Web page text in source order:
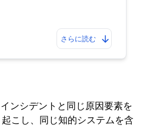
さらに読む
ンシデントと同じ原因要素を
こし、同じ知的システムを含